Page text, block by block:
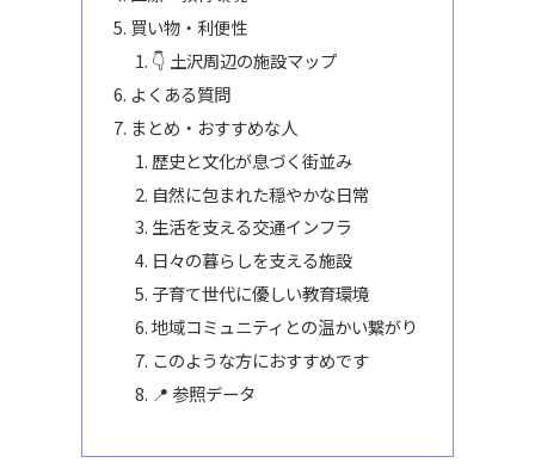
買い物・利便性
👇 土沢周辺の施設マップ
よくある質問
まとめ・おすすめな人
歴史と文化が息づく街並み
自然に包まれた穏やかな日常
生活を支える交通インフラ
日々の暮らしを支える施設
子育て世代に優しい教育環境
地域コミュニティとの温かい繋がり
このような方におすすめです
📍 参照データ